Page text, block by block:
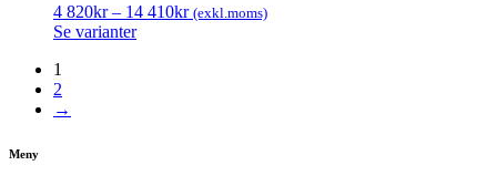
4 820kr– 14 410kr (exkl.moms)
Se varianter
1
2
→
Meny